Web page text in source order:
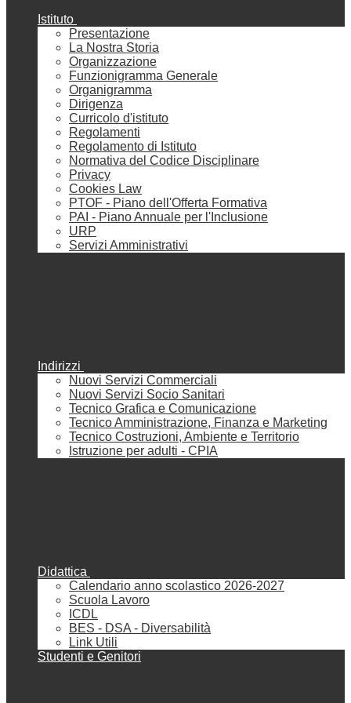
Istituto
Presentazione
La Nostra Storia
Organizzazione
Funzionigramma Generale
Organigramma
Dirigenza
Curricolo d'istituto
Regolamenti
Regolamento di Istituto
Normativa del Codice Disciplinare
Privacy
Cookies Law
PTOF - Piano dell'Offerta Formativa
PAI - Piano Annuale per l'Inclusione
URP
Servizi Amministrativi
Indirizzi
Nuovi Servizi Commerciali
Nuovi Servizi Socio Sanitari
Tecnico Grafica e Comunicazione
Tecnico Amministrazione, Finanza e Marketing
Tecnico Costruzioni, Ambiente e Territorio
Istruzione per adulti - CPIA
Didattica
Calendario anno scolastico 2026-2027
Scuola Lavoro
ICDL
BES - DSA - Diversabilità
Link Utili
Studenti e Genitori